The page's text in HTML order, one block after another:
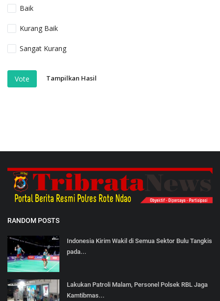
Baik
Kurang Baik
Sangat Kurang
Vote Tampilkan Hasil
RANDOM POSTS
Indonesia Kirim Wakil di Semua Sektor Bulu Tangkis
pada...
Lakukan Patroli Malam, Personel Polsek RBL Jaga
Kamtibmas...